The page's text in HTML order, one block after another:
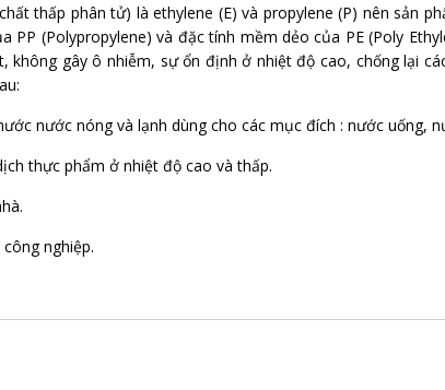
thấp phân tử) là ethylene (E) và propylene (P) nên sản
PP (Polypropylene) và đặc tính mềm dẻo của PE (Poly
không gây ô nhiễm, sự ổn định ở nhiệt độ cao, chống lại
nước nóng và lạnh dùng cho các mục đích : nước
thực phẩm ở nhiệt độ cao và thấp.
nghiệp.